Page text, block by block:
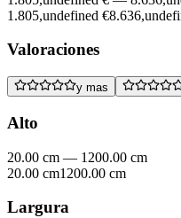
1.805,undefined €
Valoraciones
y mas
Alto
20.00 cm — 1200.00 cm
20.00 cm1200.00 cm
Largura